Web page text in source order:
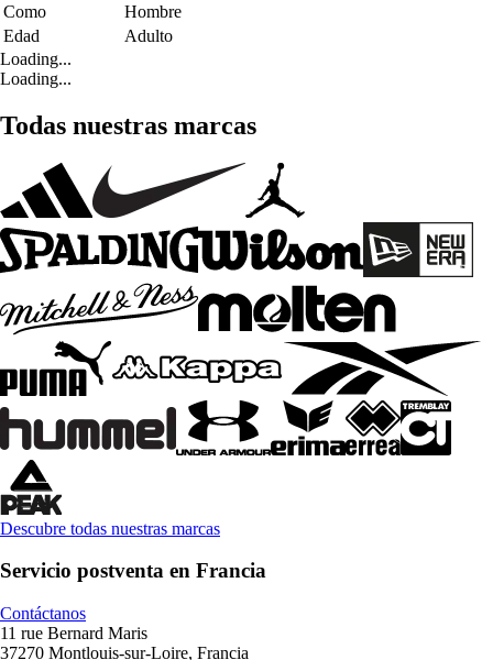
Como
Hombre
Edad
Adulto
Loading...
Loading...
Todas nuestras marcas
Descubre todas nuestras marcas
Servicio postventa en Francia
Contáctanos
11 rue Bernard Maris
37270 Montlouis-sur-Loire, Francia